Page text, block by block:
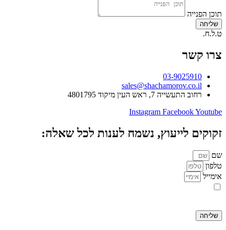
תוכן הפנייה
שליחה
ט.ל.ח.
צרו קשר
03-9025910
sales@shachamorov.co.il
רחוב התעשייה 7, ראש העין מיקוד 4801795
Instagram FacebookYoutube
זקוקים לייעוץ, נשמח לענות לכל שאלה:
שם
טלפון
אימייל
שליחה